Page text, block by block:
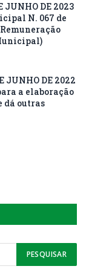
JUNHO DE 2023
N. 067 de
JUNHO DE 2022
a elaboração
dá outras